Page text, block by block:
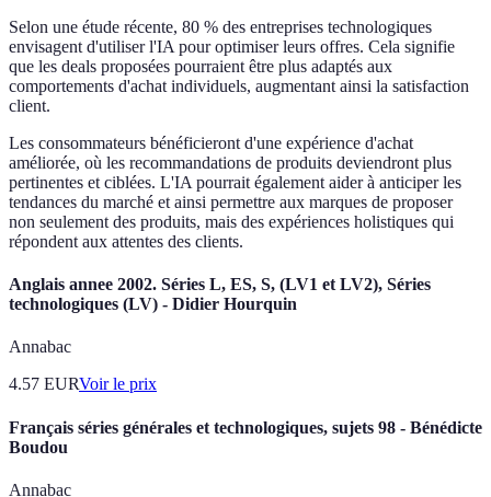
Selon une étude récente, 80 % des entreprises technologiques
envisagent d'utiliser l'IA pour optimiser leurs offres. Cela signifie
que les deals proposées pourraient être plus adaptés aux
comportements d'achat individuels, augmentant ainsi la satisfaction
client.
Les consommateurs bénéficieront d'une expérience d'achat
améliorée, où les recommandations de produits deviendront plus
pertinentes et ciblées. L'IA pourrait également aider à anticiper les
tendances du marché et ainsi permettre aux marques de proposer
non seulement des produits, mais des expériences holistiques qui
répondent aux attentes des clients.
Anglais annee 2002. Séries L, ES, S, (LV1 et LV2), Séries
technologiques (LV) - Didier Hourquin
Annabac
4.57 EURVoir le prix
Français séries générales et technologiques, sujets 98 - Bénédicte
Boudou
Annabac